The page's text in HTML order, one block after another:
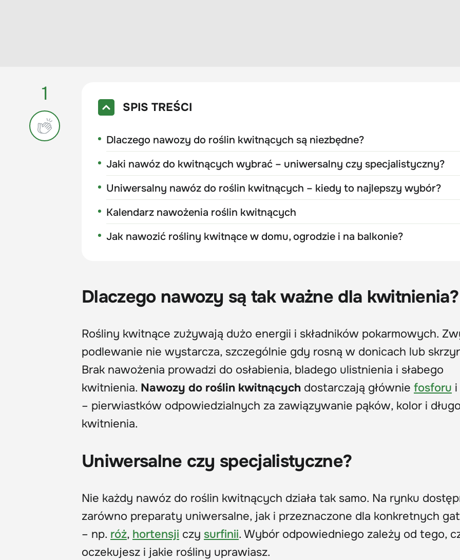
1
SPIS TREŚCI
Dlaczego nawozy do roślin kwitnących są niezbędne?
Jaki nawóz do kwitnących wybrać – uniwersalny czy specjalistyczny?
Uniwersalny nawóz do roślin kwitnących – kiedy to najlepszy wybór?
Kalendarz nawożenia roślin kwitnących
Jak nawozić rośliny kwitnące w domu, ogrodzie i na balkonie?
Dlaczego nawozy są tak ważne dla kwitnienia?
Rośliny kwitnące zużywają dużo energii i składników pokarmowych.
podlewanie nie wystarcza, szczególnie gdy rosną w donicach lub
Brak nawożenia prowadzi do osłabienia, bladego ulistnienia i słabego
kwitnienia. Nawozy do roślin kwitnących dostarczają głównie fosforu i
– pierwiastków odpowiedzialnych za zawiązywanie pąków, kolor i
kwitnienia.
Uniwersalne czy specjalistyczne?
Nie każdy nawóz do roślin kwitnących działa tak samo. Na rynku
zarówno preparaty uniwersalne, jak i przeznaczone dla konkretnych
– np. róż, hortensji czy surfinii. Wybór odpowiedniego zależy od tego,
oczekujesz i jakie rośliny uprawiasz.